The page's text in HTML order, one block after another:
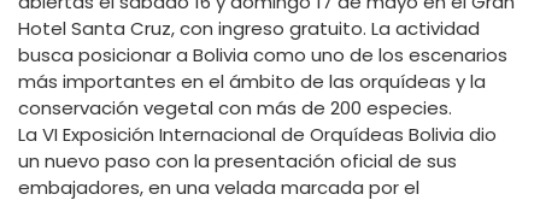
Hotel Santa Cruz, con ingreso gratuito. La actividad
busca posicionar a Bolivia como uno de los escenarios
más importantes en el ámbito de las orquídeas y la
conservación vegetal con más de 200 especies.
La VI Exposición Internacional de Orquídeas Bolivia dio
un nuevo paso con la presentación oficial de sus
embajadores, en una velada marcada por el